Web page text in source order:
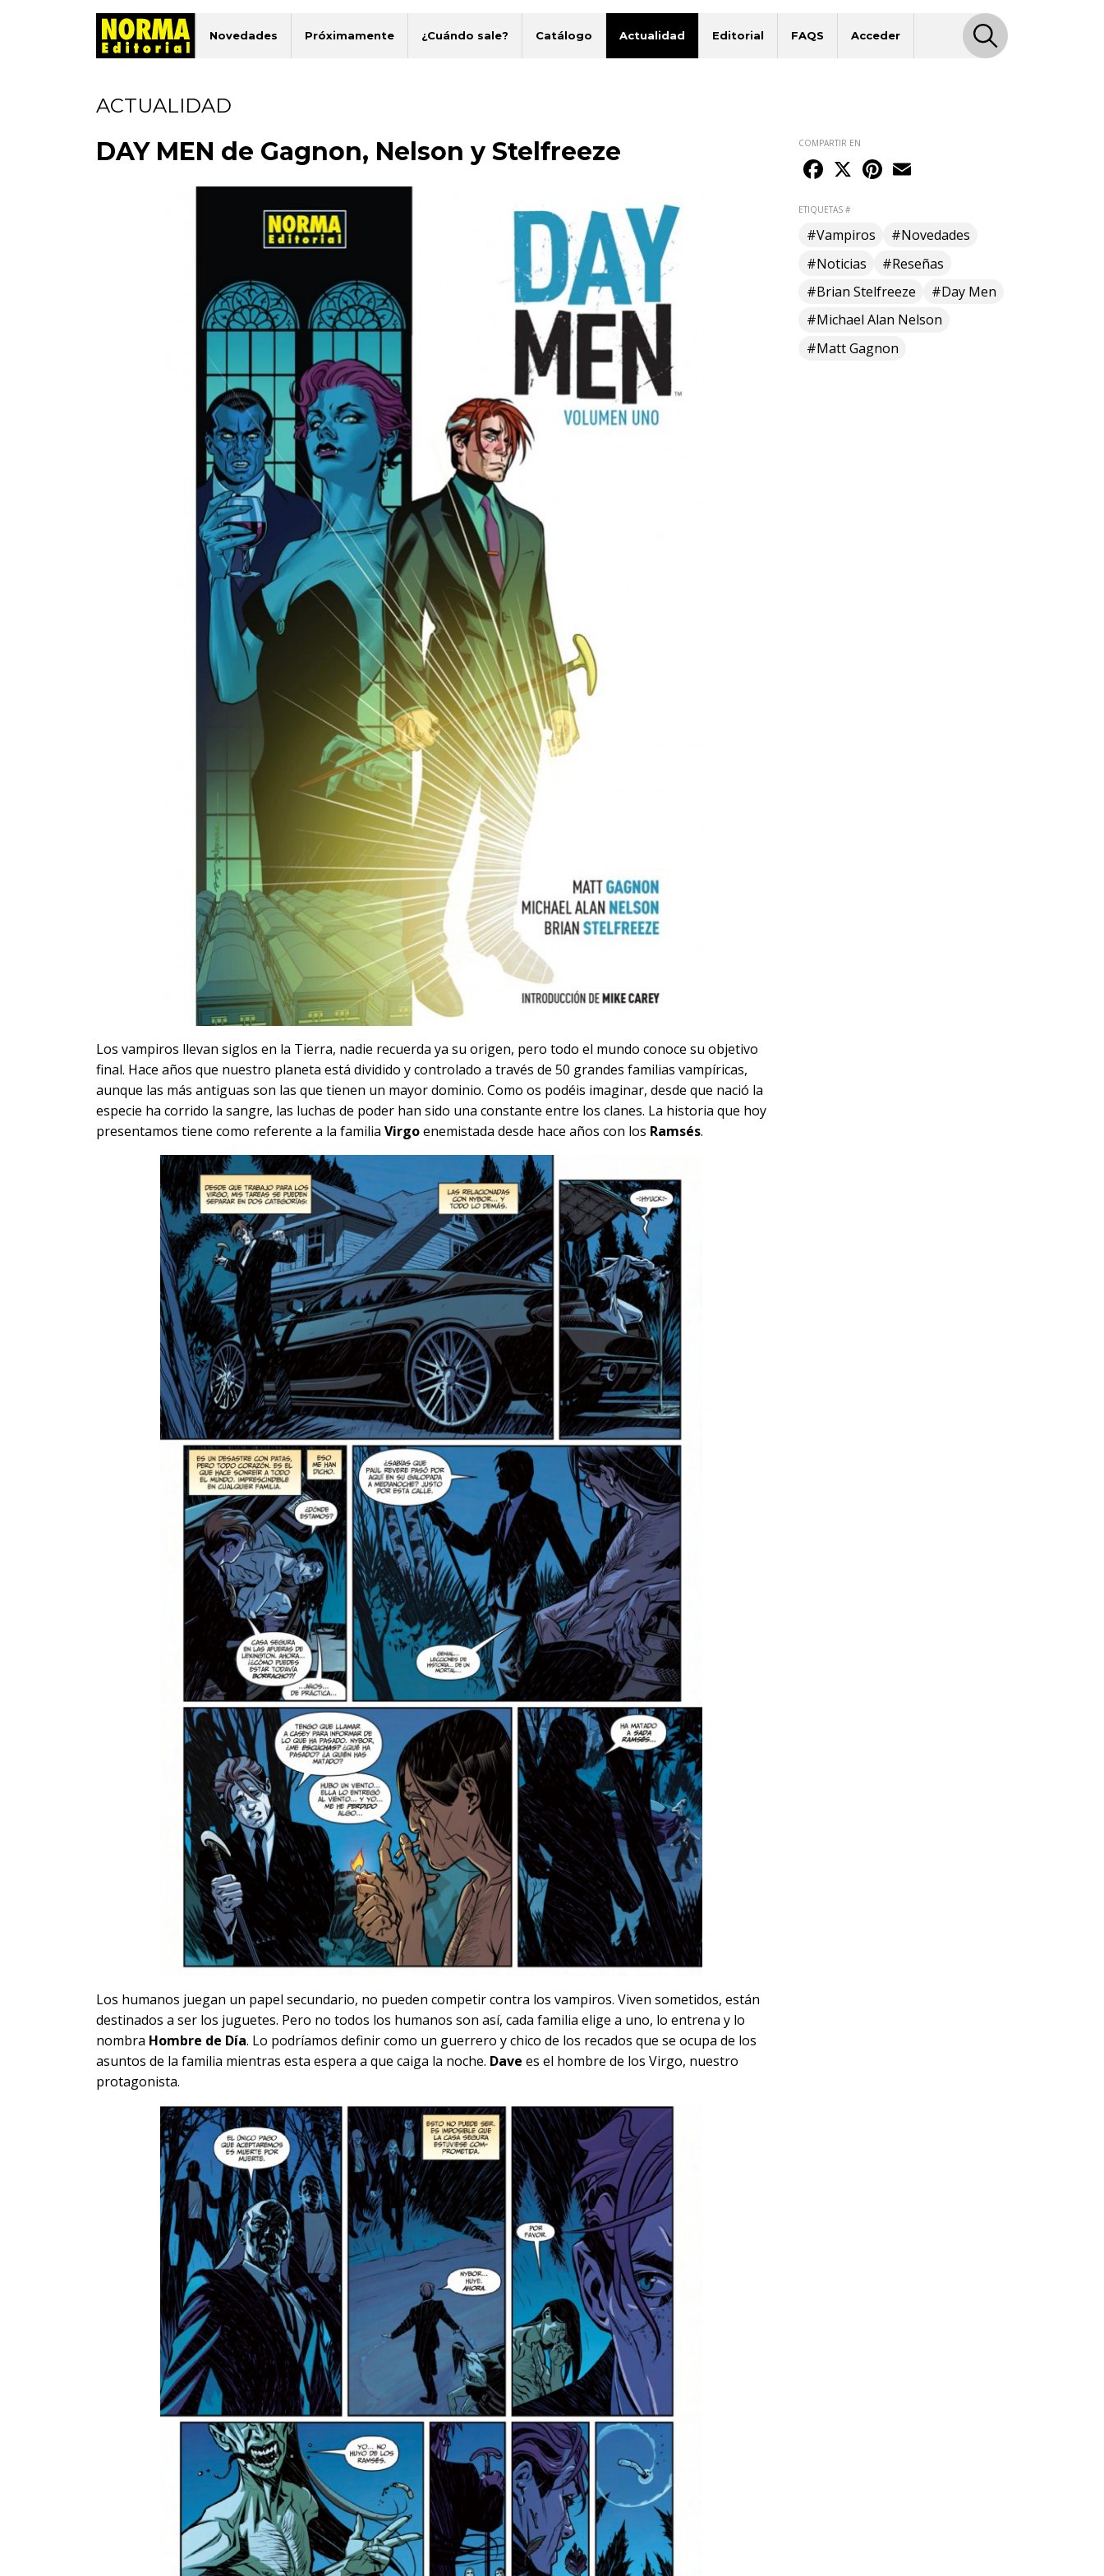
Novedades Próximamente ¿Cuándo sale? Catálogo Actualidad Editorial FAQS Acceder
ACTUALIDAD
DAY MEN de Gagnon, Nelson y Stelfreeze
Los vampiros llevan siglos en la Tierra, nadie recuerda ya su origen, pero todo el mundo conoce su objetivo
final. Hace años que nuestro planeta está dividido y controlado a través de 50 grandes familias vampíricas,
aunque las más antiguas son las que tienen un mayor dominio. Como os podéis imaginar, desde que nació la
especie ha corrido la sangre, las luchas de poder han sido una constante entre los clanes. La historia que hoy
presentamos tiene como referente a la familia Virgoenemistada desde hace años con los Ramsés.
Los humanos juegan un papel secundario, no pueden competir contra los vampiros. Viven sometidos, están
destinados a ser los juguetes. Pero no todos los humanos son así, cada familia elige a uno, lo entrena y lo
nombra Hombre de Día. Lo podríamos definir como un guerrero y chico de los recados que se ocupa de los
asuntos de la familia mientras esta espera a que caiga la noche. Dave es el hombre de los Virgo, nuestro
protagonista.
COMPARTIR EN
Facebook
X Pinterest
ETIQUETAS #
#Vampiros
#Novedades
#Noticias
#Reseñas
#Brian Stelfreeze
#Day Men
#Michael Alan Nelson
#Matt Gagnon